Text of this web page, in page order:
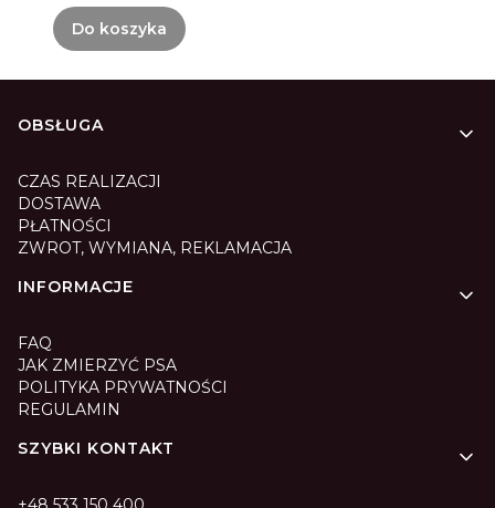
Do koszyka
Linki w stopce
OBSŁUGA
CZAS REALIZACJI
DOSTAWA
PŁATNOŚCI
ZWROT, WYMIANA, REKLAMACJA
INFORMACJE
FAQ
JAK ZMIERZYĆ PSA
POLITYKA PRYWATNOŚCI
REGULAMIN
SZYBKI KONTAKT